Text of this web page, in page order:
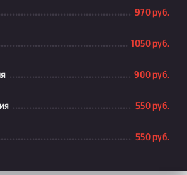
970 руб.
1050 руб.
900 руб.
550 руб.
550 руб.